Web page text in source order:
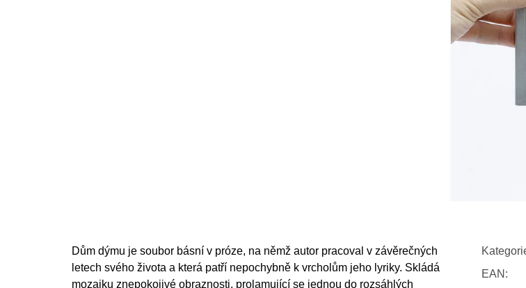
Dům dýmu je soubor básní v próze, na němž autor pracoval v závěrečných
letech svého života a která patří nepochybně k vrcholům jeho lyriky. Skládá
mozaiku znepokojivé obraznosti, prolamující se jednou do rozsáhlých
EAN :